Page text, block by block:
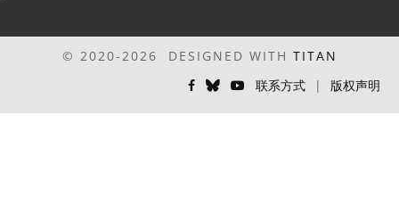
© 2020-2026 DESIGNED WITH TITAN
联系方式
| 版权声明